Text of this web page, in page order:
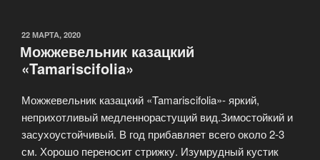
22 МАРТА, 2020
Можжевельник казацкий
«Tamariscifolia»
Можжевельник казацкий «Tamariscifolia»- яркий,
неприхотливый медленнорастущий вид.Зимостойкий и
засухоустойчивый. В год прибавляет всего около 2-3
см. Хорошо переносит стрижку. Изумрудный кустик